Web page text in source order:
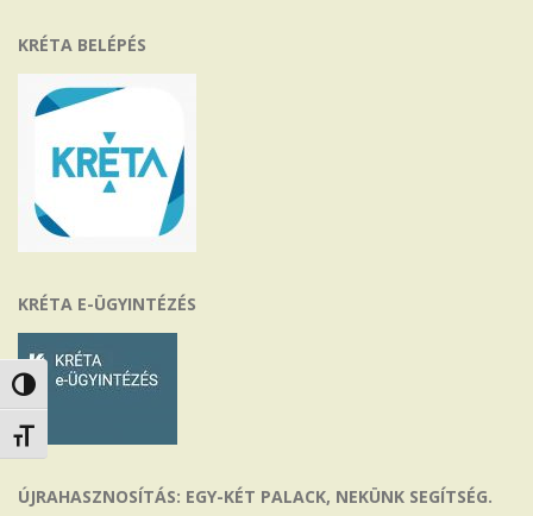
Nagy kontraszt váltása
Betűméret váltása
KRÉTA BELÉPÉS
KRÉTA E-ÜGYINTÉZÉS
ÚJRAHASZNOSÍTÁS: EGY-KÉT PALACK, NEKÜNK SEGÍTSÉG.